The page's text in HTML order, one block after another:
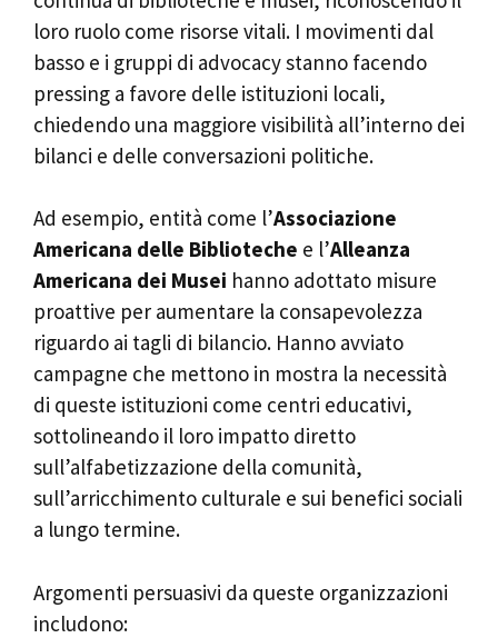
loro ruolo come risorse vitali. I movimenti dal
basso e i gruppi di advocacy stanno facendo
pressing a favore delle istituzioni locali,
chiedendo una maggiore visibilità all’interno dei
bilanci e delle conversazioni politiche.
Ad esempio, entità come l’Associazione
Americana delle Biblioteche e l’Alleanza
Americana dei Musei hanno adottato misure
proattive per aumentare la consapevolezza
riguardo ai tagli di bilancio. Hanno avviato
campagne che mettono in mostra la necessità
di queste istituzioni come centri educativi,
sottolineando il loro impatto diretto
sull’alfabetizzazione della comunità,
sull’arricchimento culturale e sui benefici sociali
a lungo termine.
Argomenti persuasivi da queste organizzazioni
includono: